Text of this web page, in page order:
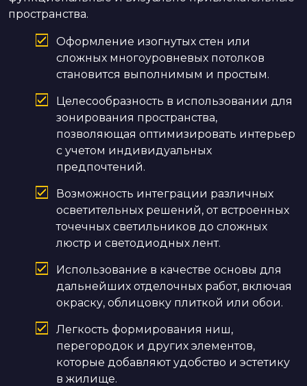
пространства.
Оформление изогнутых стен или
сложных многоуровневых потолков
становится выполнимым и простым.
Целесообразность в использовании для
зонирования пространства,
позволяющая оптимизировать интерьер
с учетом индивидуальных
предпочтений.
Возможность интеграции различных
осветительных решений, от встроенных
точечных светильников до сложных
люстр и светодиодных лент.
Использование в качестве основы для
дальнейших отделочных работ, включая
окраску, облицовку плиткой или обои.
Легкость формирования ниш,
перегородок и других элементов,
которые добавляют удобство и эстетику
в жилище.